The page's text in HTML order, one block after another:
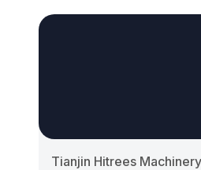
Tianjin Hitrees